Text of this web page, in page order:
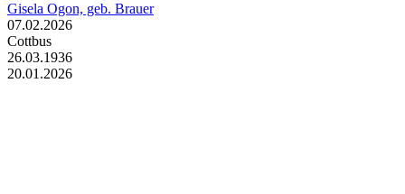
Gisela Ogon, geb. Brauer
07.02.2026
Cottbus
26.03.1936
20.01.2026